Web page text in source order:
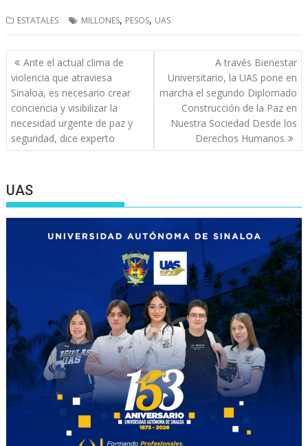
ESTATALES MILLONES, PESOS, UAS
Navegación
de
entradas
Ante el actual clima de
violencia que atraviesa
Sinaloa, es necesario crear
conciencia y visibilizar la
necesidad urgente de paz y
seguridad, dice experto
A través Bienestar
Universitario, la UAS pone en
marcha el segundo Diplomado
Construcción de la Paz en
Nuestra Sociedad Desde los
Derechos Humanos
UAS